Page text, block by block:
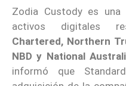
Zodia Custody es
activos digitales
Chartered, Northern
NBD y National
informó que